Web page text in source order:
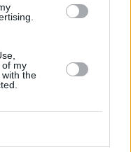
of my
the